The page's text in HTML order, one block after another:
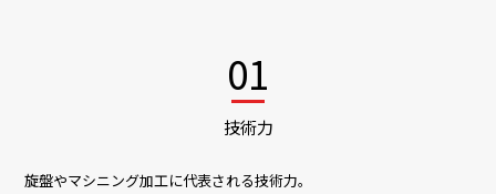
01
技術力
旋盤やマシニング加工に代表される技術力。